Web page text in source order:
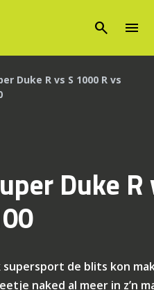
search menu
Duke R vs S 1000 R vs
Duke
de blits kon
naked al meer in z’n